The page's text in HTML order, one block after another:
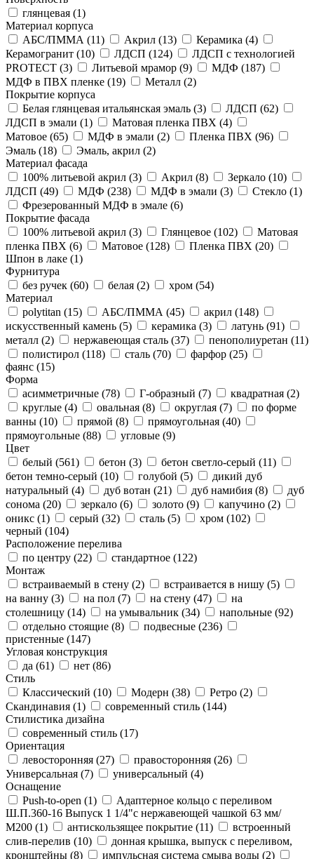
глянцевая (1)
Материал корпуса
АБС/ПММА (11) Акрил (13) Керамика (4)
Керамогранит (10) ЛДСП (124)
ЛДСП с технологией
PROTECT (3) Литьевой мрамор (9) МДФ (187)
МДФ в ПВХ пленке (19) Металл (2)
Покрытие корпуса
Белая глянцевая итальянская эмаль (3) ЛДСП (62)
ЛДСП в эмали (1) Матовая пленка ПВХ (4)
Матовое (65) МДФ в эмали (2) Пленка ПВХ (96)
Эмаль (18) Эмаль, акрил (2)
Материал фасада
100% литьевой акрил (3) Акрил (8) Зеркало (10)
ЛДСП (49) МДФ (238) МДФ в эмали (3) Стекло (1)
Фрезерованный МДФ в эмале (6)
Покрытие фасада
100% литьевой акрил (3) Глянцевое (102)
Матовая
пленка ПВХ (6) Матовое (128) Пленка ПВХ (20)
Шпон в лаке (1)
Фурнитура
без ручек (60) белая (2) хром (54)
Материал
polytitan (15) АБС/ПММА (45) акрил (148)
искусственный камень (5) керамика (3) латунь (91)
металл (2) нержавеющая сталь (37) пенополиуретан (11)
полистирол (118) сталь (70) фарфор (25)
фаянс (15)
Форма
асимметричные (78) Г-образный (7) квадратная (2)
круглые (4) овальная (8) округлая (7)
по форме
ванны (10) прямой (8) прямоугольная (40)
прямоугольные (88) угловые (9)
Цвет
белый (561) бетон (3) бетон светло-серый (11)
бетон темно-серый (10) голубой (5)
дикий дуб
натуральный (4) дуб вотан (21) дуб намибия (8)
дуб
сонома (20) зеркало (6) золото (9) капучино (2)
оникс (1) серый (32) сталь (5) хром (102)
черный (104)
Расположение перелива
по центру (22) стандартное (122)
Монтаж
встраиваемый в стену (2) встраивается в нишу (5)
на ванну (3) на пол (7) на стену (47)
на
столешницу (14) на умывальник (34) напольные (92)
отдельно стоящие (8) подвесные (236)
пристенные (147)
Угловая конструкция
да (61) нет (86)
Стиль
Классический (10) Модерн (38) Ретро (2)
Скандинавия (1) современный стиль (144)
Стилистика дизайна
современный стиль (17)
Ориентация
левосторонняя (27) правосторонняя (26)
Универсальная (7) универсальный (4)
Оснащение
Push-to-open (1)
Адаптерное кольцо с переливом
Ш.П.360-16 Выпуск 1 1/4"с нержавеющей чашкой 63 мм/
М200 (1) антискользящее покрытие (11)
встроенный
слив-перелив (10)
донная крышка, выпуск с переливом,
кронштейны (8) импульсная система смыва воды (2)